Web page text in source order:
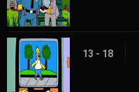
13 - 18